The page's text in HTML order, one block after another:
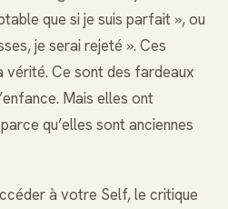
que si je suis parfait », ou
je serai rejeté ». Ces
vérité. Ce sont des fardeaux
Mais elles ont
qu’elles sont anciennes
à votre Self, le critique